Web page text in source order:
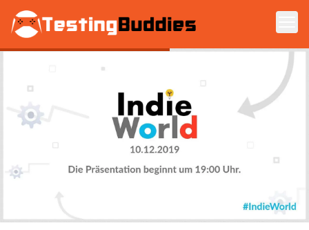
Zum Hauptinhalt springen